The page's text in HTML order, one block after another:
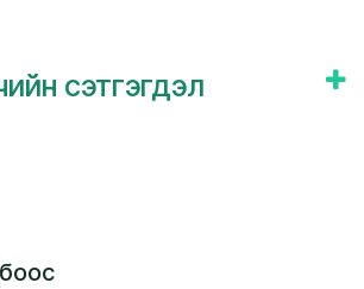
сэтгэгдэл